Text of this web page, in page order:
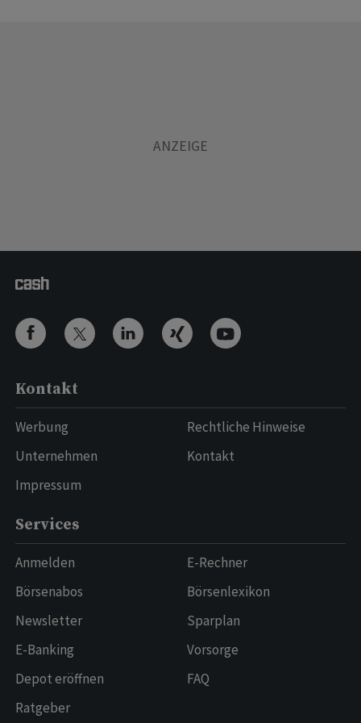
Kontakt
Werbung
Unternehmen
Impressum
Rechtliche Hinweise
Kontakt
Services
Anmelden
Börsenabos
Newsletter
E-Banking
Depot eröffnen
Ratgeber
E-Rechner
Börsenlexikon
Sparplan
Vorsorge
FAQ